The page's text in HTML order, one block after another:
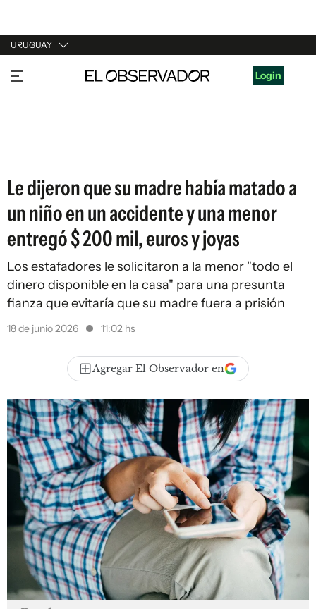
URUGUAY
URUGUAY
ARGENTINA
Login
Le dijeron que su madre había matado a
un niño en un accidente y una menor
entregó $ 200 mil, euros y joyas
Los estafadores le solicitaron a la menor "todo el
dinero disponible en la casa" para una presunta
fianza que evitaría que su madre fuera a prisión
18 de junio 2026 11:02 hs
Agregar El Observador en